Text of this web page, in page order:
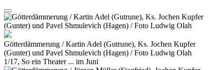
Götterdämmerung / Kartin Adel (Gutrune), Ks. Jochen Kupfer
(Gunter) und Pavel Shmulevich (Hagen) / Foto Ludwig Olah
1/17, So ein Theater ... im Juni